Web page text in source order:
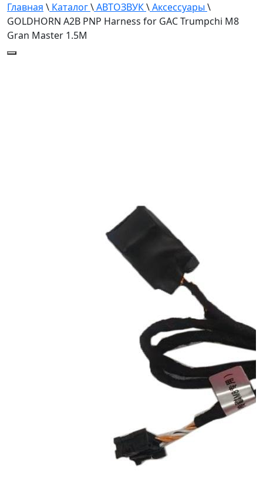
Главная \ Каталог\АВТОЗВУК\Аксессуары \
GOLDHORN A2B PNP Harness for GAC Trumpchi M8
Gran Master 1.5M